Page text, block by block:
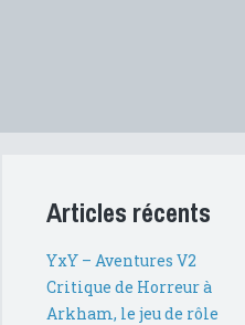
Articles récents
YxY – Aventures V2
Critique de Horreur à
Arkham, le jeu de rôle